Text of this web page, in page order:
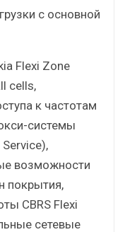
с основной
Flexi Zone
cells,
к частотам
системы
возможности
покрытия,
CBRS Flexi
сетевые